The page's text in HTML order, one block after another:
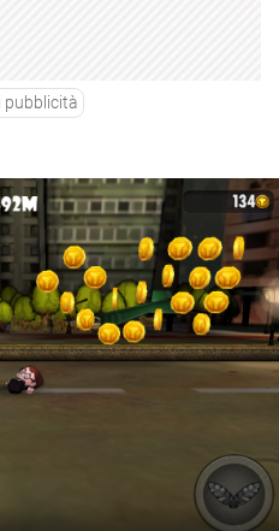
pubblicità